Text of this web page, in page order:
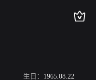
生日： 1965.08.22